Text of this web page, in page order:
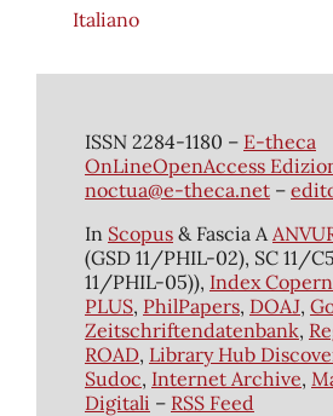
Italiano
ISSN 2284-1180 – E-theca
OnLineOpenAccess
noctua@e-theca.net–
In Scopus& Fascia A
(GSD 11/PHIL-02), SC 11/
11/PHIL-05)), Index
PLUS, PhilPapers, DOAJ,
Zeitschriftendatenbank,
ROAD, Library Hub
Sudoc, Internet Archive,
Digitali – RSS Feed